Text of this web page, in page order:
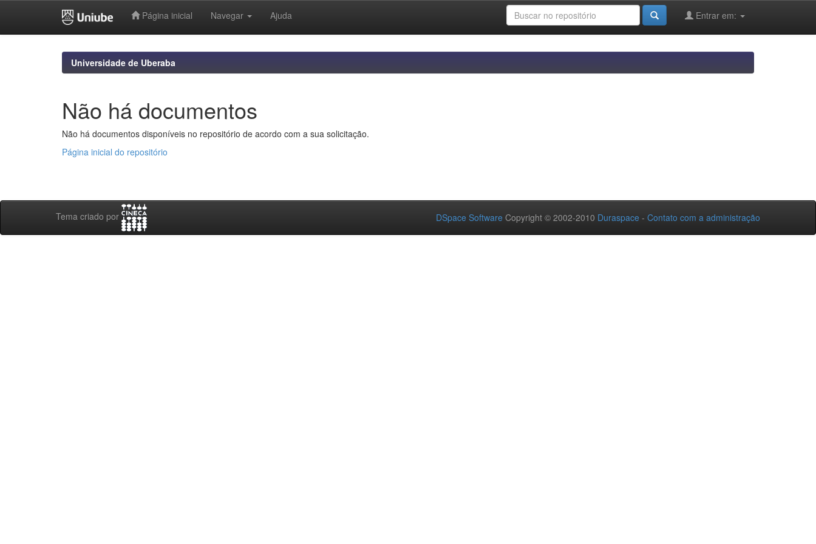
Página inicial Navegar Ajuda Entrar em:
Universidade de Uberaba
Não há documentos
Não há documentos disponíveis no repositório de acordo com a sua solicitação.
Página inicial do repositório
Tema criado por DSpace Software Copyright © 2002-2010 Duraspace - Contato com a administração